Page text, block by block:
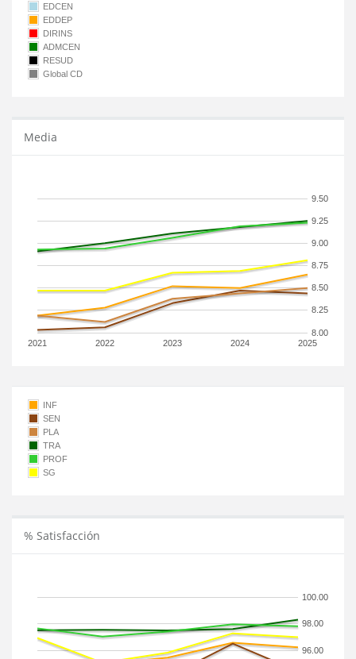
EDCEN
EDDEP
DIRINS
ADMCEN
RESUD
Global CD
Media
2021 2022 2023 2024 2025
8.00
8.25
8.50
8.75
9.00
9.25
9.50
INF
SEN
PLA
TRA
PROF
SG
% Satisfacción
96.00
98.00
100.00